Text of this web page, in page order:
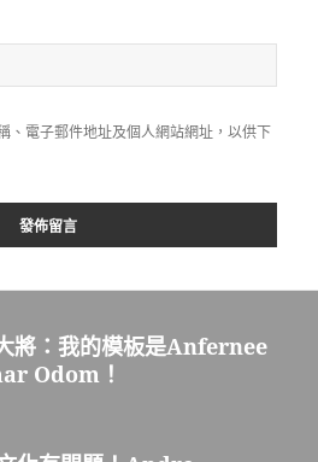
、電子郵件地址及個人網站網址，以供下
將：我的模板是Anfernee
Odom！